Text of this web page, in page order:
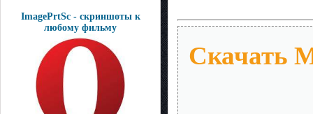
ImagePrtSc - скриншоты к
любому фильму
Скачать